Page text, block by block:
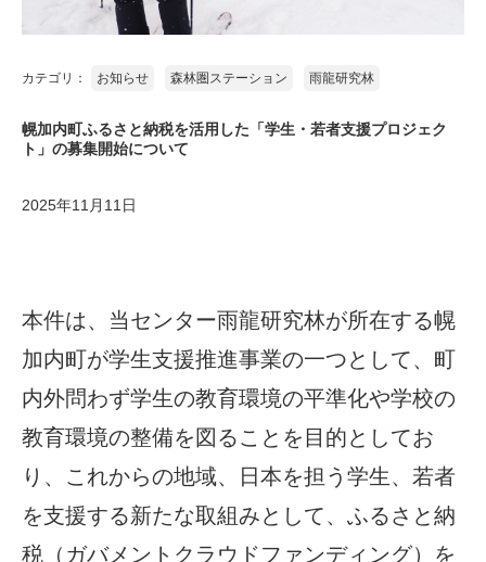
カテゴリ： お知らせ 森林圏ステーション 雨龍研究林
幌加内町ふるさと納税を活用した「学生・若者支援プロジェク
ト」の募集開始について
2025年11月11日
本件は、当センター雨龍研究林が所在する幌
加内町が学生支援推進事業の一つとして、町
内外問わず学生の教育環境の平準化や学校の
教育環境の整備を図ることを目的としてお
り、これからの地域、日本を担う学生、若者
を支援する新たな取組みとして、ふるさと納
税（ガバメントクラウドファンディング）を